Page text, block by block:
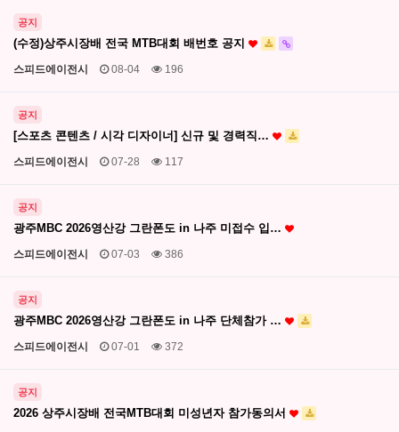
공지
(수정)상주시장배 전국 MTB대회 배번호 공지
스피드에이전시 08-04 196
공지
[스포츠 콘텐츠 / 시각 디자이너] 신규 및 경력직…
스피드에이전시 07-28 117
공지
광주MBC 2026영산강 그란폰도 in 나주 미접수 입…
스피드에이전시 07-03 386
공지
광주MBC 2026영산강 그란폰도 in 나주 단체참가 …
스피드에이전시 07-01 372
공지
2026 상주시장배 전국MTB대회 미성년자 참가동의서